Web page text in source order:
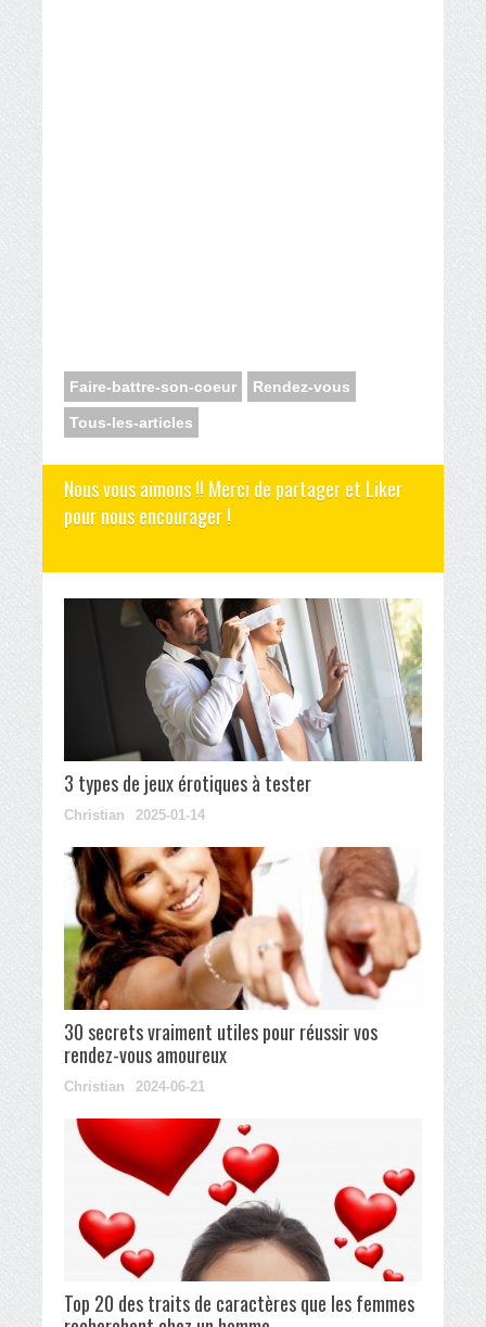
Faire-battre-son-coeur Rendez-vous
Tous-les-articles
Nous vous aimons !! Merci de partager et Liker
pour nous encourager !
3 types de jeux érotiques à tester
Christian 2025-01-14
30 secrets vraiment utiles pour réussir vos
rendez-vous amoureux
Christian 2024-06-21
Top 20 des traits de caractères que les femmes